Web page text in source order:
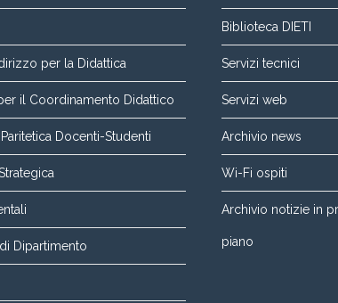
per la Didattica
il Coordinamento Didattico
Docenti-Studenti
Dipartimento
Biblioteca DIETI
Servizi tecnici
Servizi web
Archivio news
Wi-Fi ospiti
Archivio notizie in
piano